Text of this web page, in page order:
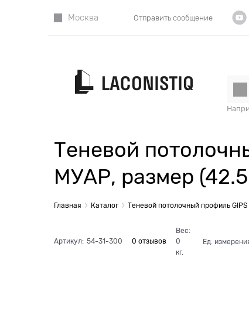
Москва Отправить сообщение
Теневой
МУАР, размер
Главная Каталог Теневой потолочный профиль GIPS
Артикул: 54-31-300 0 отзывов
Вес:
0
кг.
Ед.